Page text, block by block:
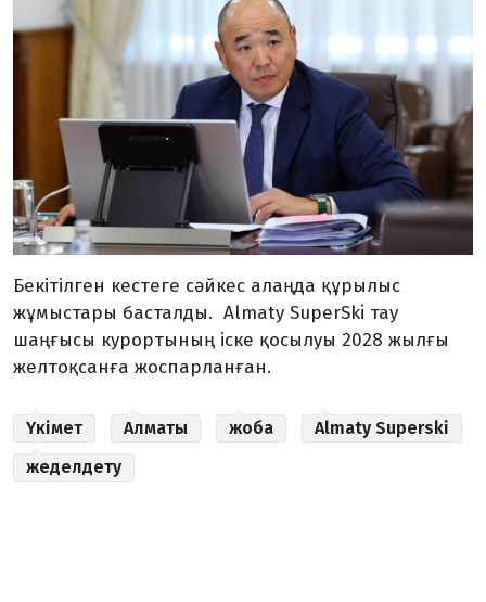
Бекітілген кестеге сәйкес алаңда құрылыс
жұмыстары басталды. Almaty SuperSki тау
шаңғысы курортының іске қосылуы 2028 жылғы
желтоқсанға жоспарланған.
Үкімет Алматы жоба
Almaty Superski
жеделдету